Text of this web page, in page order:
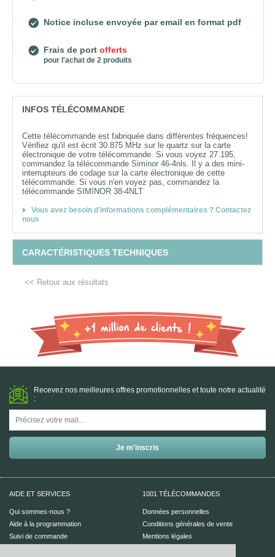
Notice incluse envoyée par email en format pdf
Frais de port offerts
pour l'achat de 2 produits
INFOS TÉLÉCOMMANDE
Cette télécommande est fabriquée dans différentes fréquences!
Vérifiez qu'il est écrit 30.875 MHz sur le quartz sur la carte
électronique de votre télécommande. Si vous voyez 27.195,
commandez la télécommande Siminor 46-4nls. Il y a des mini-
interrupteurs de codage sur la carte électronique de cette
télécommande. Si vous n'en voyez pas, commandez la
télécommande SIMINOR 38-4NLT
Vous avez besoin d'informations complémentaires ? Contactez
nous
CARACTÉRISTIQUES TECHNIQUES
<< Retour aux résultats
Recevez nos meilleures offres promotionnelles et toute notre actualité
:
AIDE ET SERVICES
Qui sommes-nous ?
Aide à la programmation
Suivi de commande
1001 TÉLÉCOMMANDES
Données personnelles
Conditions générales de vente
Mentions légales